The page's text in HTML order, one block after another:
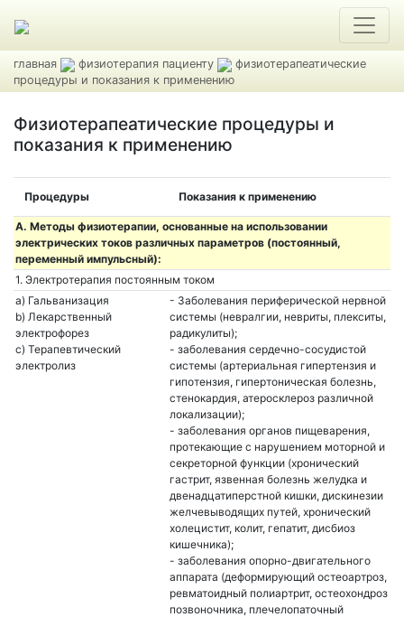
главная физиотерапия пациенту
физиотерапеатические
процедуры и показания к применению
Физиотерапеатические процедуры и
показания к применению
Процедуры Показания к применению
A. Методы физиотерапии, основанные на использовании
электрических токов различных параметров (постоянный,
переменный импульсный):
1. Электротерапия постоянным током
a) Гальванизация
b) Лекарственный
электрофорез
c) Терапевтический
электролиз
- Заболевания периферической нервной
системы (невралгии, невриты, плекситы,
радикулиты);
- заболевания сердечно-сосудистой
системы (артериальная гипертензия и
гипотензия, гипертоническая болезнь,
стенокардия, атеросклероз различной
локализации);
- заболевания органов пищеварения,
протекающие с нарушением моторной и
секреторной функции (хронический
гастрит, язвенная болезнь желудка и
двенадцатиперстной кишки, дискинезии
желчевыводящих путей, хронический
холецистит, колит, гепатит, дисбиоз
кишечника);
- заболевания опорно-двигательного
аппарата (деформирующий остеоартроз,
ревматоидный полиартрит, остеохондроз
позвоночника, плечелопаточный